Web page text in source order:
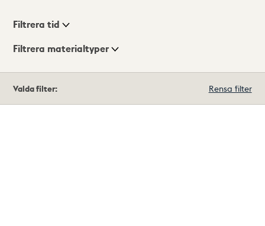
Visningsläge
Filtrera tid
Filtrera materialtyper
träffar
Valda filter: Rensa filter